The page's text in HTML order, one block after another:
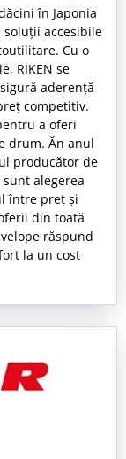
în Japonia
soluții accesibile
Cu o
RIKEN se
aderență
competitiv.
a oferi
drum. Ăn anul
producător de
sunt alegerea
între preț și
din toată
răspund
la un cost